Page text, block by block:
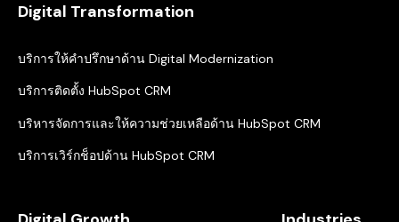
Digital Transformation
บริการให้คำปรึกษาด้าน Digital Modernization
บริการติดตั้ง HubSpot CRM
บริหารจัดการและให้ความช่วยเหลือด้าน HubSpot CRM
บริการเวิร์กช็อปด้าน HubSpot CRM